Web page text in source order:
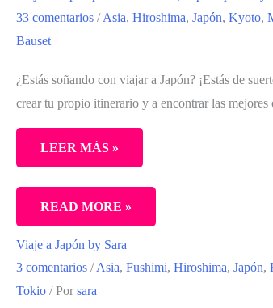
NOVIOS
A
JAPÓN,
UNA
SORPRESA
33 comentarios /Asia, Hiroshima, Japón, Kyoto,
Bauset
¿Estás soñando con viajar a Japón? ¡Estás de
crear tu propio itinerario y a encontrar las mejores
LEER MÁS »
VIAJAR
A
JAPÓN
POR
LIBRE.
READ MORE »
Viaje a Japón by Sara
3 comentarios /Asia, Fushimi, Hiroshima, Japón,
Tokio / Por sara